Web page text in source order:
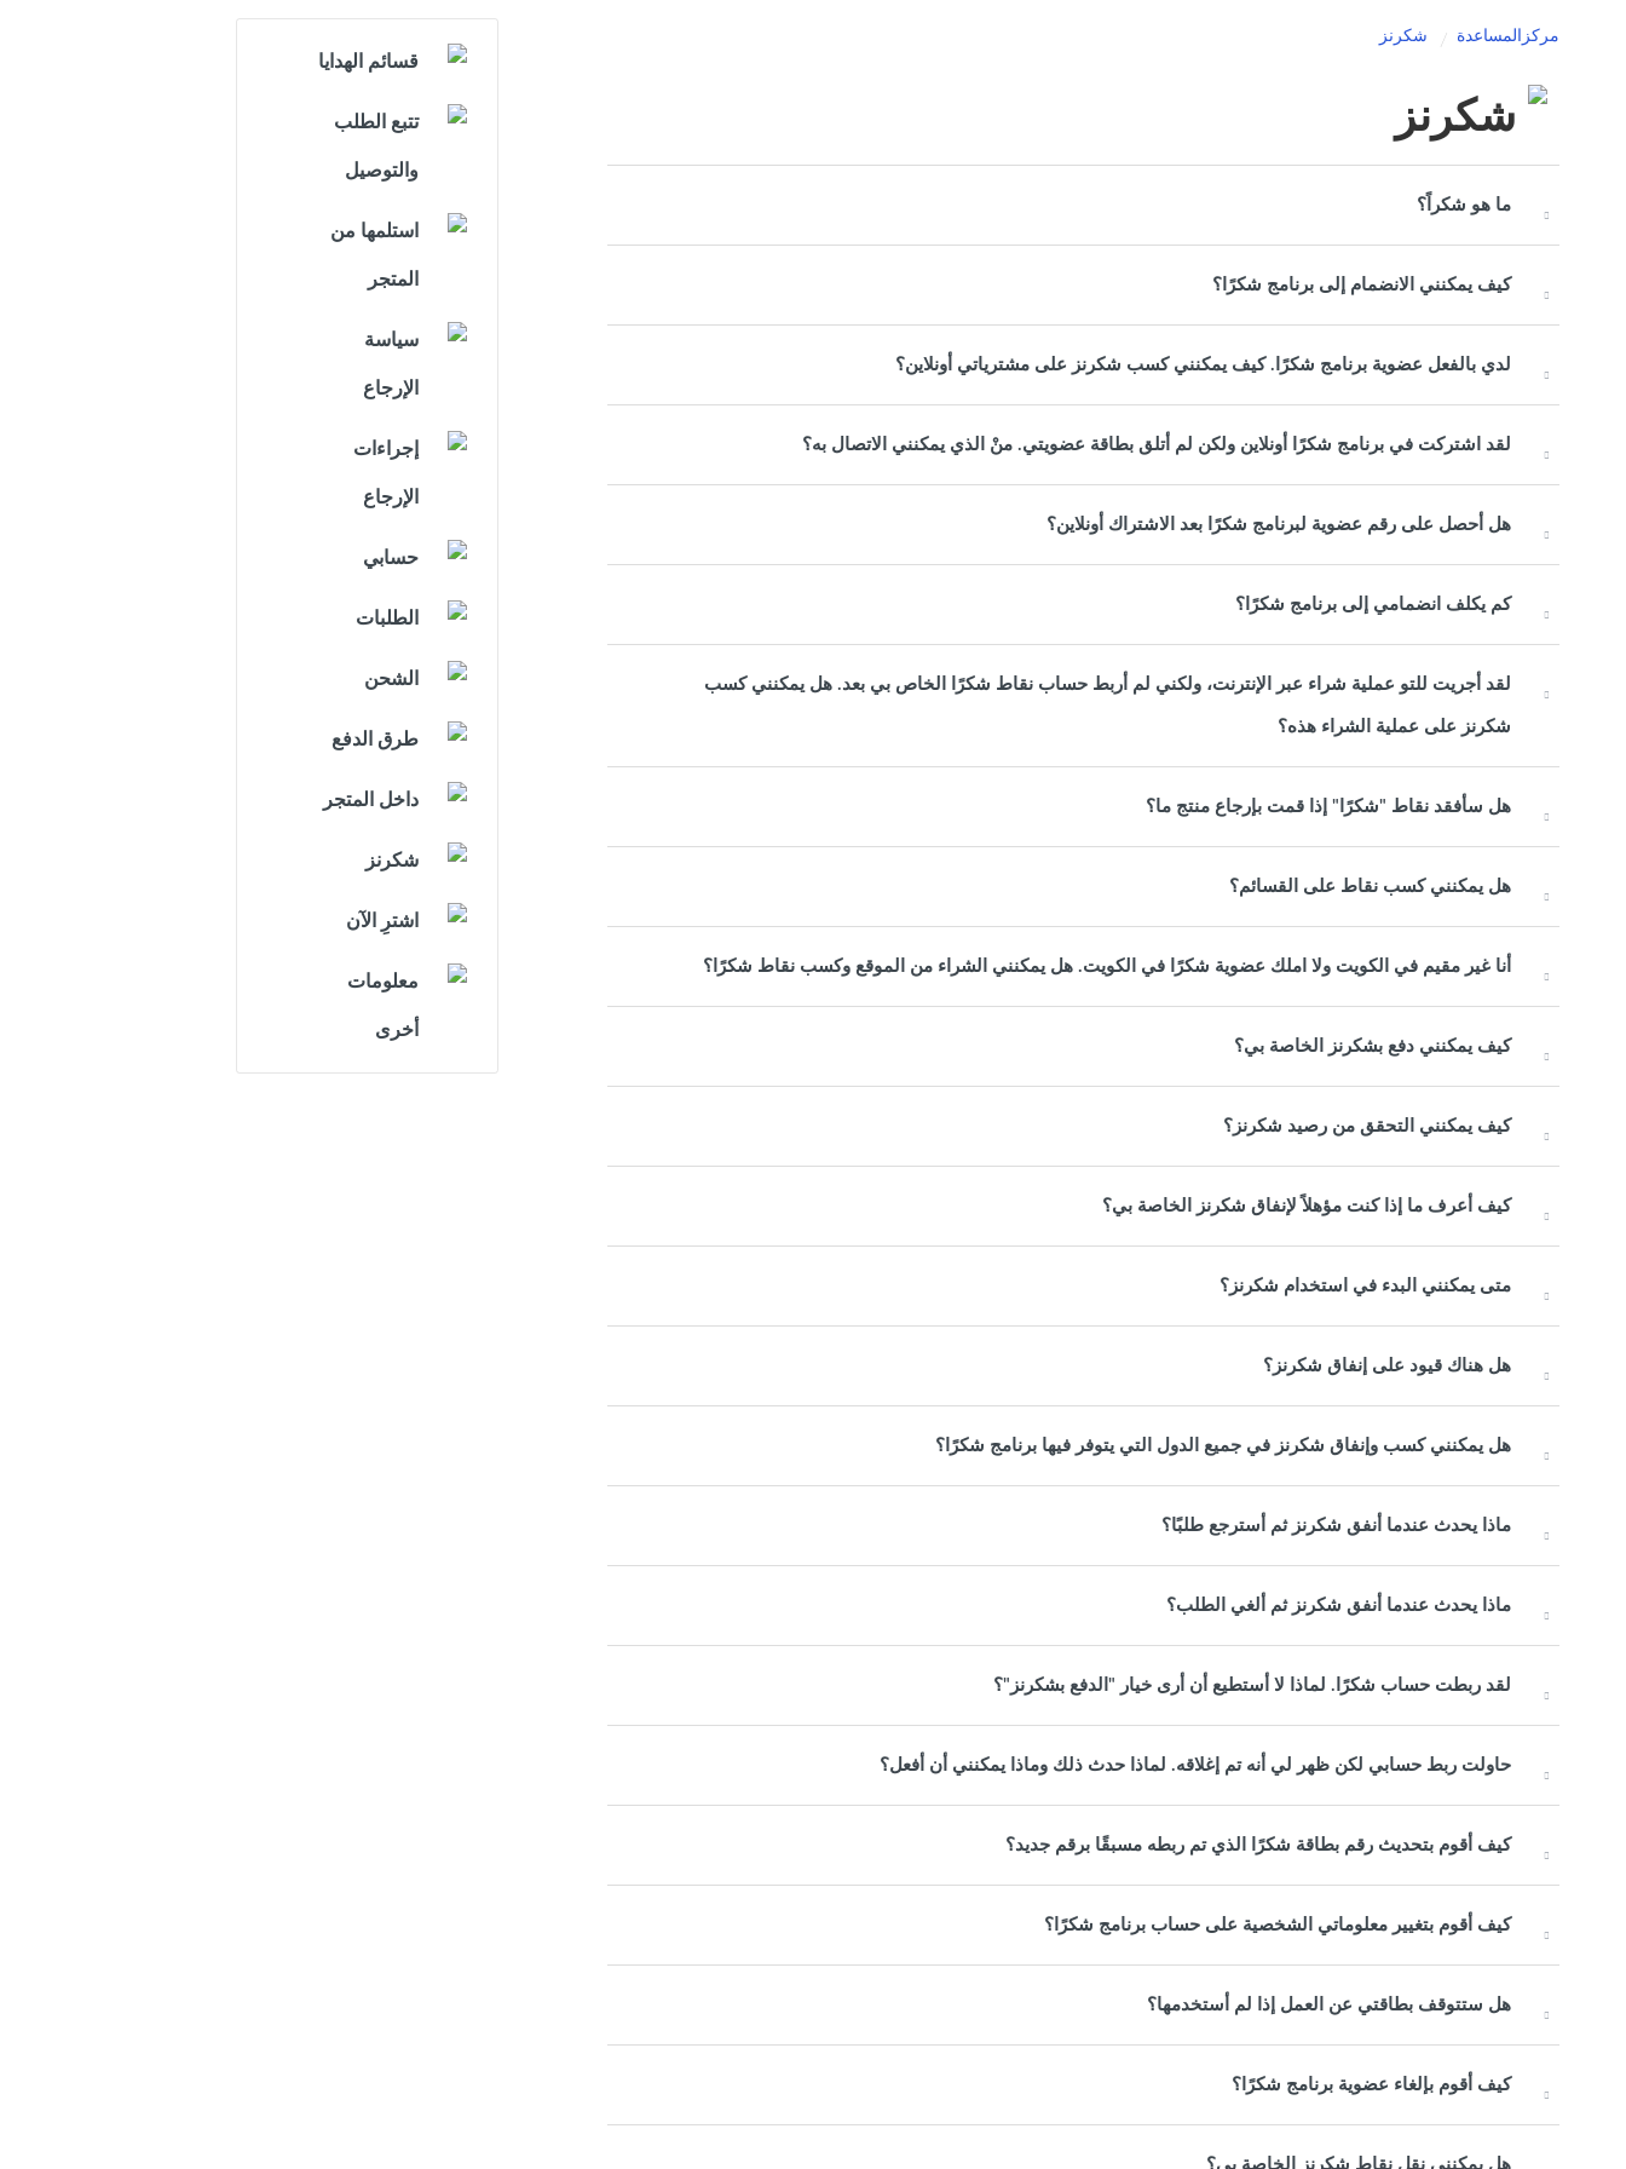
مركزالمساعدة شكرنز
شكرنز
ما هو شكراً؟
كيف يمكنني الانضمام إلى برنامج شكرًا؟
لدي بالفعل عضوية برنامج شكرًا. كيف يمكنني كسب شكرنز على مشترياتي أونلاين؟
لقد اشتركت في برنامج شكرًا أونلاين ولكن لم أتلق بطاقة عضويتي. منْ الذي يمكنني الاتصال به؟
هل أحصل على رقم عضوية لبرنامج شكرًا بعد الاشتراك أونلاين؟
كم يكلف انضمامي إلى برنامج شكرًا؟
لقد أجريت للتو عملية شراء عبر الإنترنت، ولكني لم أربط حساب نقاط شكرًا الخاص بي بعد. هل يمكنني كسب
شكرنز على عملية الشراء هذه؟
هل سأفقد نقاط "شكرًا" إذا قمت بإرجاع منتج ما؟
هل يمكنني كسب نقاط على القسائم؟
أنا غير مقيم في الكويت ولا املك عضوية شكرًا في الكويت. هل يمكنني الشراء من الموقع وكسب نقاط شكرًا؟
كيف يمكنني دفع بشكرنز الخاصة بي؟
كيف يمكنني التحقق من رصيد شكرنز؟
كيف أعرف ما إذا كنت مؤهلاً لإنفاق شكرنز الخاصة بي؟
متى يمكنني البدء في استخدام شكرنز؟
هل هناك قيود على إنفاق شكرنز؟
هل يمكنني كسب وإنفاق شكرنز في جميع الدول التي يتوفر فيها برنامج شكرًا؟
ماذا يحدث عندما أنفق شكرنز ثم أسترجع طلبًا؟
ماذا يحدث عندما أنفق شكرنز ثم ألغي الطلب؟
لقد ربطت حساب شكرًا. لماذا لا أستطيع أن أرى خيار "الدفع بشكرنز"؟
حاولت ربط حسابي لكن ظهر لي أنه تم إغلاقه. لماذا حدث ذلك وماذا يمكنني أن أفعل؟
كيف أقوم بتحديث رقم بطاقة شكرًا الذي تم ربطه مسبقًا برقم جديد؟
كيف أقوم بتغيير معلوماتي الشخصية على حساب برنامج شكرًا؟
هل ستتوقف بطاقتي عن العمل إذا لم أستخدمها؟
كيف أقوم بإلغاء عضوية برنامج شكرًا؟
هل يمكنني نقل نقاط شكرنز الخاصة بي؟
قسائم الهدايا
تتبع الطلب
والتوصيل
استلمها من
المتجر
سياسة
الإرجاع
إجراءات
الإرجاع
حسابي
الطلبات
الشحن
طرق الدفع
داخل المتجر
شكرنز
اشترِ الآن
معلومات
أخرى